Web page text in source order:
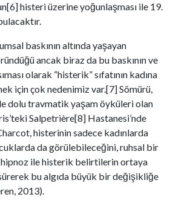
histeri üzerine yoğunlaşması ile 19.
baskının altında yaşayan
ancak biraz da bu baskının ve
olarak “histerik” sıfatının kadına
için çok nedenimiz var.[7] Sömürü,
dolu travmatik yaşam öyküleri olan
Salpetrière[8] Hastanesi’nde
histerinin sadece kadınlarda
da görülebileceğini, ruhsal bir
ile histerik belirtilerin ortaya
bu algıda büyük bir değişikliğe
2013).